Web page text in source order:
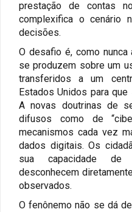
prestação de contas
complexifica o cenário
decisões.
O desafio é, como
se produzem sobre um
transferidos a um
Estados Unidos para que
A novas doutrinas de
difusos como de
mecanismos cada vez
dados digitais. Os
sua capacidade de
desconhecem
observados.
O fenônemo não se dá